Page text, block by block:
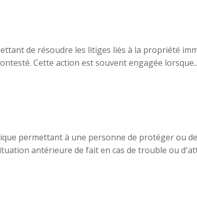
de résoudre les litiges liés à la propriété
Cette action est souvent engagée
permettant à une personne de protéger ou
antérieure de fait en cas de trouble ou